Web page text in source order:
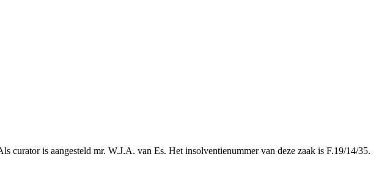
is aangesteld mr. W.J.A. van Es. Het insolventienummer van deze zaak is F.19/14/35.